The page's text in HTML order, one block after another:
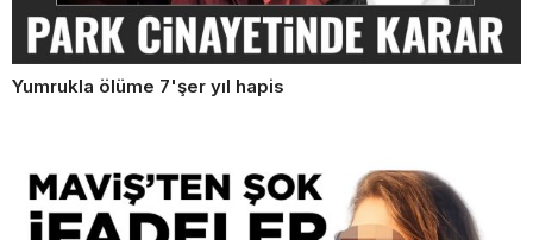
Yumrukla ölüme 7'şer yıl hapis